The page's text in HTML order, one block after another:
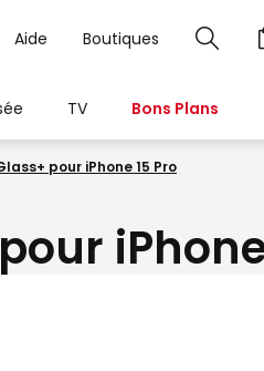
Aide Boutiques
TV Bons Plans
pour iPhone 15 Pro